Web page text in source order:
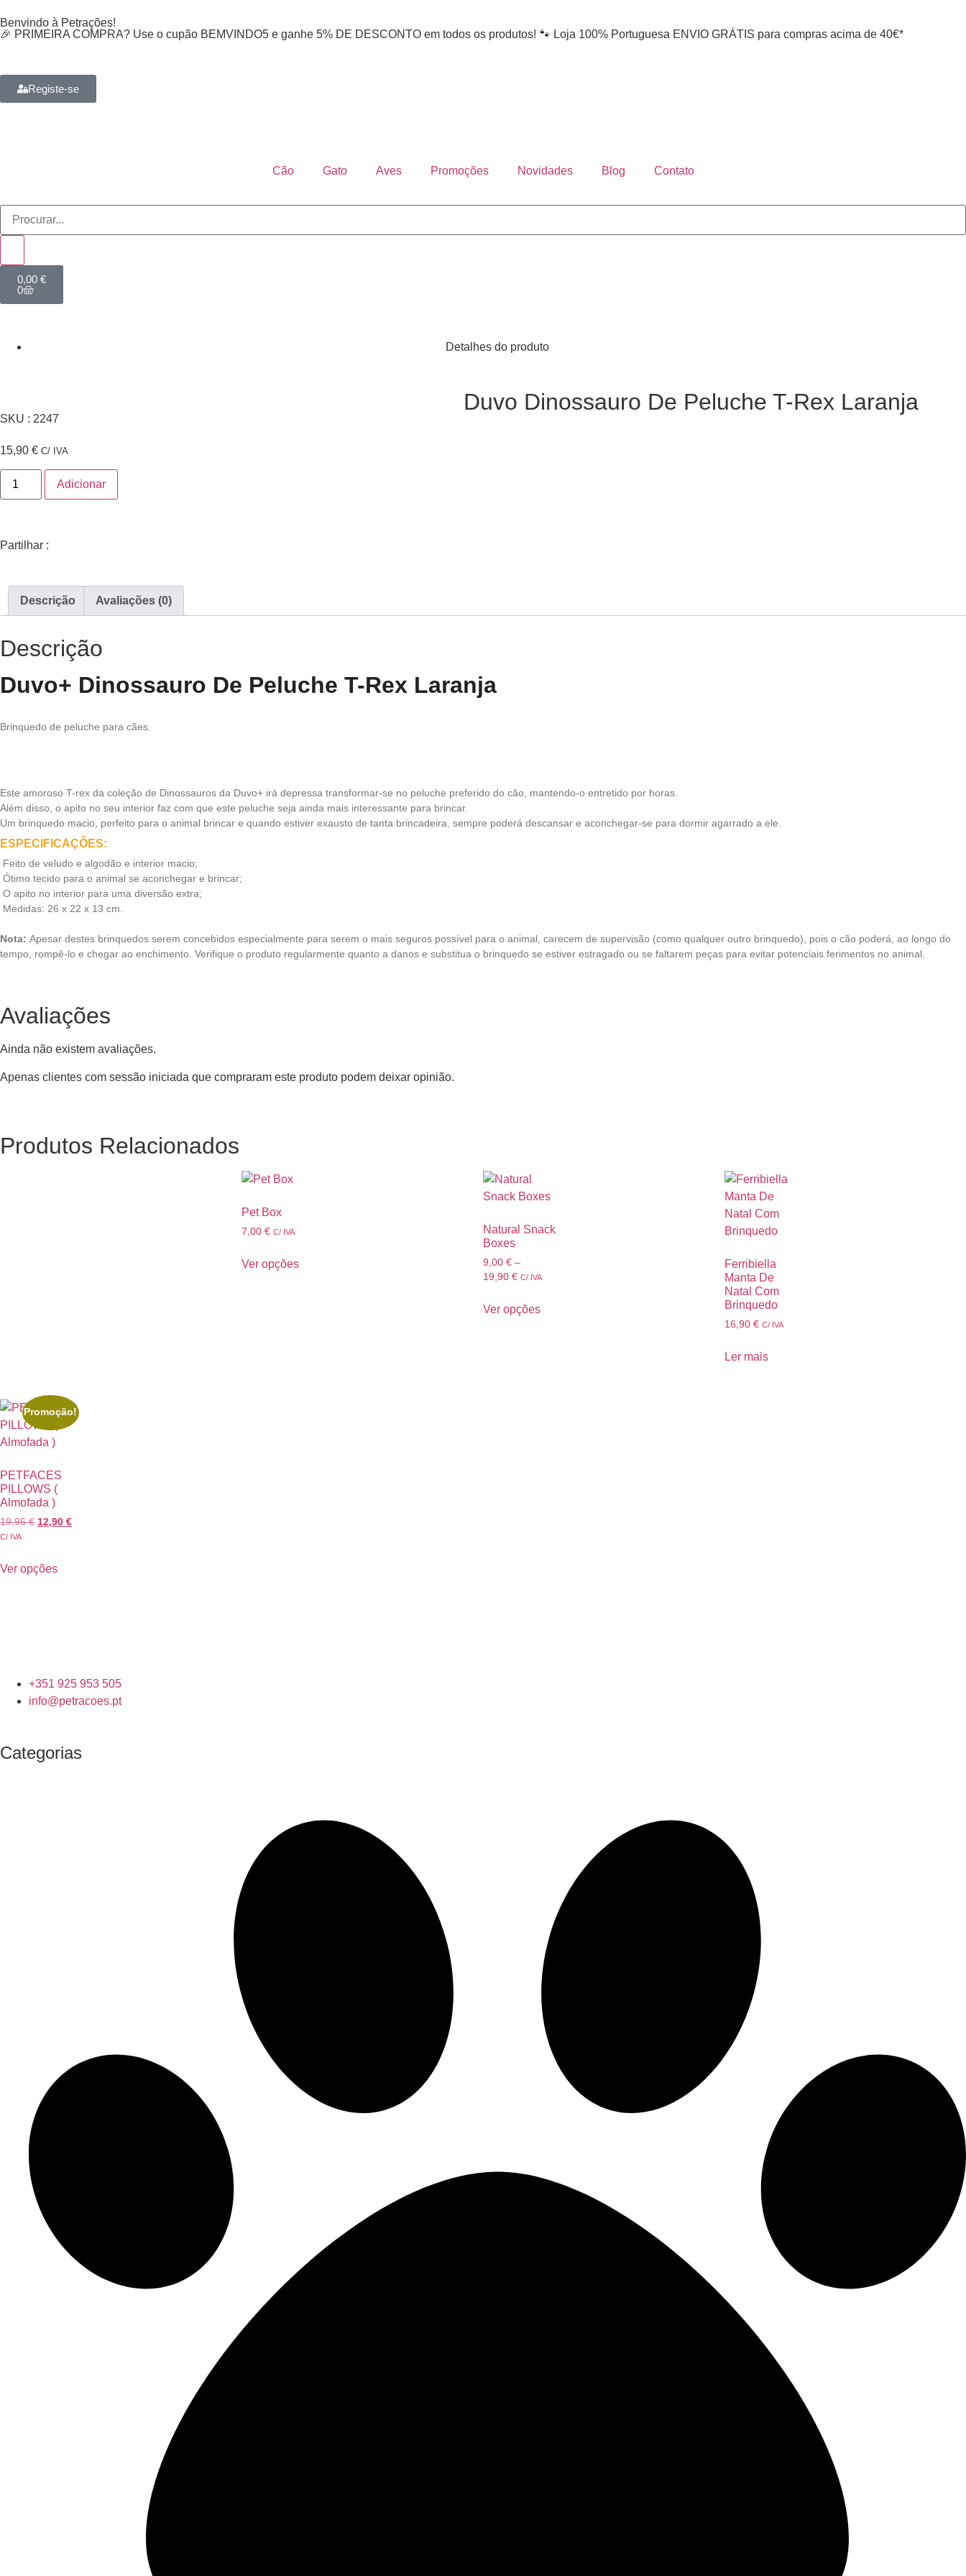
Benvindo à Petrações!
🎉 PRIMEIRA COMPRA? Use o cupão BEMVINDO5 e ganhe 5% DE DESCONTO em todos os produtos! 🐾 Loja 100% Portuguesa ENVIO GRÁTIS para compras acima de 40€*
Registe-se
Cão Gato Aves Promoções Novidades Blog Contato
0,00 €
0
Detalhes do produto
Duvo Dinossauro De Peluche T-Rex Laranja
SKU : 2247
15,90 € C/ IVA
Adicionar
Partilhar :
Descrição Avaliações (0)
Descrição
Duvo+ Dinossauro De Peluche T-Rex Laranja
Brinquedo de peluche para cães.
Este amoroso T-rex da coleção de Dinossauros da Duvo+ irá depressa transformar-se no peluche preferido do cão, mantendo-o entretido por horas.
Além disso, o apito no seu interior faz com que este peluche seja ainda mais interessante para brincar.
Um brinquedo macio, perfeito para o animal brincar e quando estiver exausto de tanta brincadeira, sempre poderá descansar e aconchegar-se para dormir agarrado a ele.
ESPECIFICAÇÕES:
 Feito de veludo e algodão e interior macio;
 Ótimo tecido para o animal se aconchegar e brincar;
 O apito no interior para uma diversão extra;
 Medidas: 26 x 22 x 13 cm.
Nota: Apesar destes brinquedos serem concebidos especialmente para serem o mais seguros possível para o animal, carecem de supervisão (como qualquer outro brinquedo), pois o cão poderá, ao longo do
tempo, rompê-lo e chegar ao enchimento. Verifique o produto regularmente quanto a danos e substitua o brinquedo se estiver estragado ou se faltarem peças para evitar potenciais ferimentos no animal.
Avaliações
Ainda não existem avaliações.
Apenas clientes com sessão iniciada que compraram este produto podem deixar opinião.
Produtos Relacionados
Pet Box
7,00 € C/ IVA
Ver opções
Natural Snack
Boxes
9,00 € –
19,90 € C/ IVA
Ver opções
Ferribiella
Manta De
Natal Com
Brinquedo
16,90 € C/ IVA
Ler mais
Promoção!
PETFACES
PILLOWS (
Almofada )
19,95€ 12,90 €
C/ IVA
Ver opções
+351 925 953 505
info@petracoes.pt
Categorias